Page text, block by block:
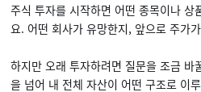
주식 투자를 시작하면 어떤 종목이나 상
요. 어떤 회사가 유망한지, 앞으로 주가
하지만 오래 투자하려면 질문을 조금
을 넘어 내 전체 자산이 어떤 구조로 이